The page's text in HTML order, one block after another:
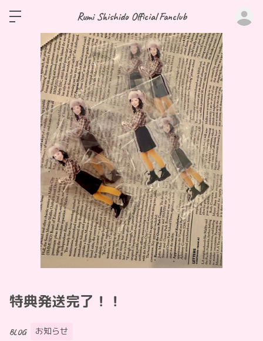
Rumi Shishido Official Fanclub
特典発送完了！！
BLOG
お知らせ